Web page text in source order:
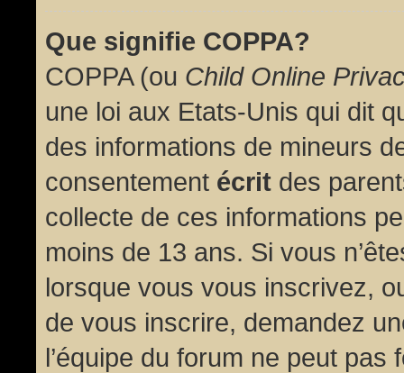
Que signifie COPPA?
COPPA (ou Child Online
une loi aux Etats-Unis qui dit
des informations de mineurs
consentement écrit des
collecte de ces informations
moins de 13 ans. Si vous
lorsque vous vous inscrivez,
de vous inscrire, demandez
l’équipe du forum ne peut